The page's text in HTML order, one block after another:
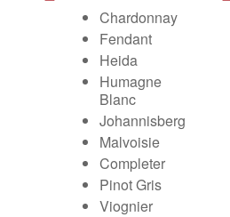
Chardonnay
Fendant
Heida
Humagne
Blanc
Johannisberg
Malvoisie
Completer
Pinot Gris
Viognier